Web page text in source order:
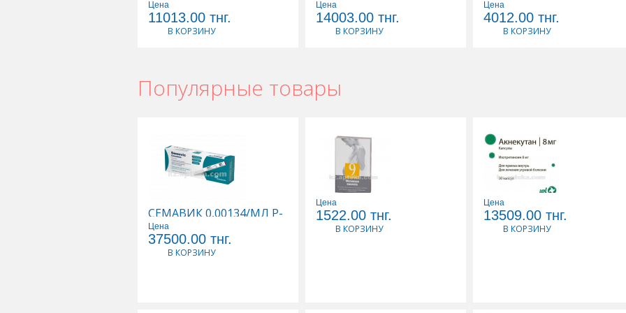
Цена
11013.00 тнг.
В КОРЗИНУ
Цена
14003.00 тнг.
В КОРЗИНУ
Цена
4012.00 тнг.
В КОРЗИНУ
Популярные товары
СЕМАВИК 0,00134/МЛ Р-
Р Д/ПОДКОЖНОГО ВВЕД
3МЛ N1 ШПРИЦ-РУЧКА
(4 ИГЛЫ)
Цена
37500.00 тнг.
В КОРЗИНУ
9 МЕСЯЦЕВ ФОЛИЕВАЯ
КИСЛОТА 0,4N30 ТАБЛ
Цена
1522.00 тнг.
В КОРЗИНУ
АКНЕКУТАН 0,008 N30
КАПС
Цена
13509.00 тнг.
В КОРЗИНУ